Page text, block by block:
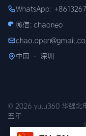
WhatsApp:
微信: chaoneo
中国 · 深圳
© 2026 yulu360 华强北
五年